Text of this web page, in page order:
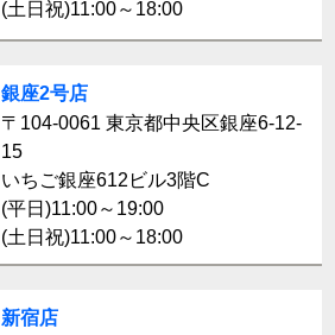
(土日祝)11:00～18:00
銀座2号店
〒104-0061 東京都中央区銀座6-12-
15
いちご銀座612ビル3階C
(平日)11:00～19:00
(土日祝)11:00～18:00
新宿店